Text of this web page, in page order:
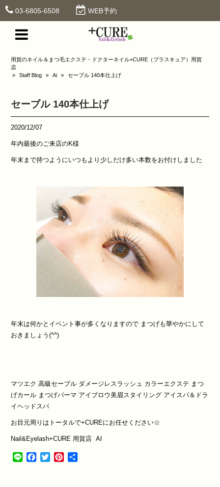
03-6805-6508 WEB予約
用賀のネイル＆まつ毛エクステ・ドクターネイル+CURE（プラスキュア）用賀
店
»
Staff Blog » Ai » セーブル 140本仕上げ
セーブル 140本仕上げ
2020/12/07
年内最後のご来店のK様
年末まで持つようにいつもより少しだけ多い本数をお付けしました
年末は何かとイベント事が多くなりますので まつげも華やかにして
おきましょう(^^)
マツエク 高級セーブル ダメージレスラッシュ カラーエクステ まつ
げカール まつげパーマ アイブロウ美眉スタイリング アイスパ＆ドラ
イヘッドスパ
お目元周りはトータルで+CUREにお任せください☆
Nail&Eyelash+CURE 用賀店 AI
Line Facebook
TwitterPinterest